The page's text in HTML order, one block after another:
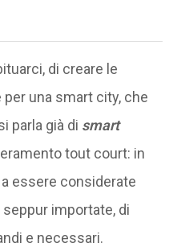
di creare le
una smart city, che
parla già di smart
tout court: in
essere considerate
importate, di
e necessari.